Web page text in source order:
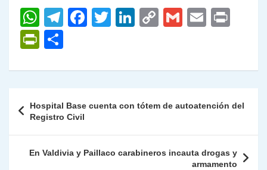
W
h
at
s
p
p
T
gr
m
F
e
o
o
k
T
er
Li
e
n
C
y
n
k
G
l
E
l
P
nt
Fr
ie
n
dl
m
p
ar
tir
de
entradas
Hospital Base cuenta con tótem de autoatención del
Registro Civil
En Valdivia y Paillaco carabineros incauta drogas y
armamento